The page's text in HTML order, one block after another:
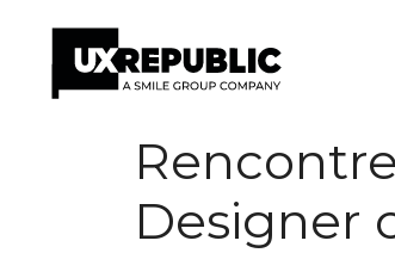
Designer